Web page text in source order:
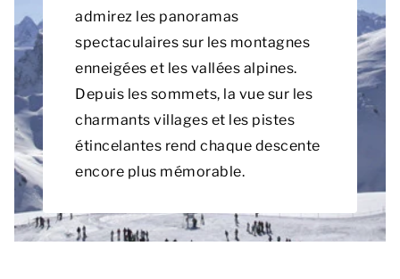
admirez les panoramas
spectaculaires sur les montagnes
enneigées et les vallées alpines.
Depuis les sommets, la vue sur les
charmants villages et les pistes
étincelantes rend chaque descente
encore plus mémorable.